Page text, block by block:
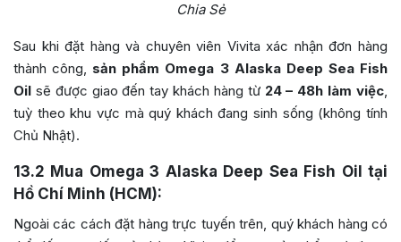
Chia Sẻ
Sau khi đặt hàng và chuyên viên Vivita xác nhận đơn hàng
thành công, sản phẩm Omega 3 Alaska Deep Sea Fish
Oil sẽ được giao đến tay khách hàng từ 24 – 48h làm việc,
tuỳ theo khu vực mà quý khách đang sinh sống (không tính
Chủ Nhật).
13.2 Mua Omega 3 Alaska Deep Sea Fish Oil tại
Hồ Chí Minh (HCM):
Ngoài các cách đặt hàng trực tuyến trên, quý khách hàng có